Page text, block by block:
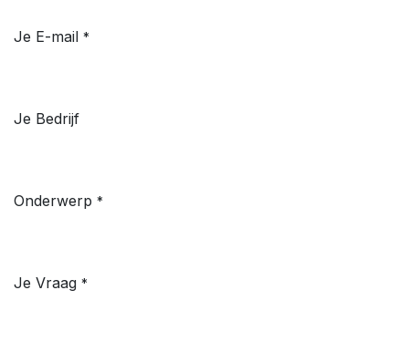
Je E-mail *
Je Bedrijf
Onderwerp *
Je Vraag *